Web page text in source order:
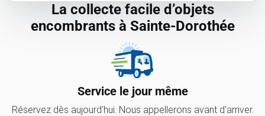
La collecte facile d’objets
encombrants à Sainte-Dorothée
Service le jour même
Réservez dès aujourd'hui. Nous appellerons avant d'arriver.